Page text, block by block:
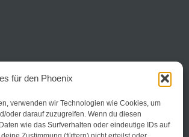
für den Phoenix
verwenden wir Technologien wie Cookies, um
oder darauf zuzugreifen. Wenn du diesen
wie das Surfverhalten oder eindeutige IDs auf